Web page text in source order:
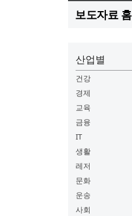
보도자료 홈
산업별
건강
경제
교육
금융
IT
생활
레저
문화
운송
사회